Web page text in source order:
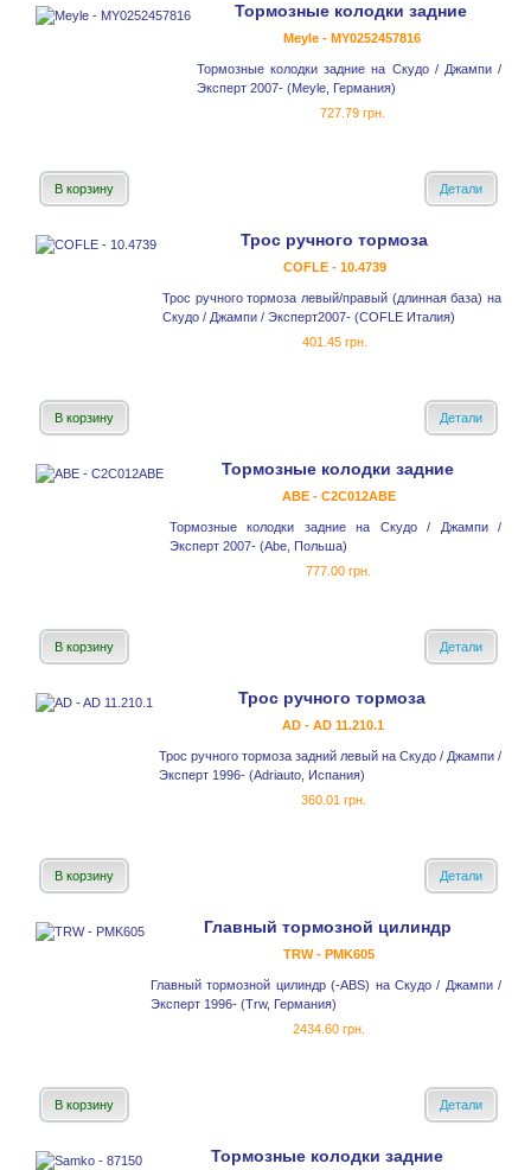
Тормозные колодки задние
Meyle - MY0252457816
Тормозные колодки задние на Скудо / Джампи /
Эксперт 2007- (Meyle, Германия)
727.79 грн.
В корзину Детали
Трос ручного тормоза
COFLE - 10.4739
Трос ручного тормоза левый/правый (длинная база) на
Скудо / Джампи / Эксперт2007- (COFLE Италия)
401.45 грн.
В корзину Детали
Тормозные колодки задние
ABE - C2C012ABE
Тормозные колодки задние на Скудо / Джампи /
Эксперт 2007- (Abe, Польша)
777.00 грн.
В корзину Детали
Трос ручного тормоза
AD - AD 11.210.1
Трос ручного тормоза задний левый на Скудо / Джампи /
Эксперт 1996- (Adriauto, Испания)
360.01 грн.
В корзину Детали
Главный тормозной цилиндр
TRW - PMK605
Главный тормозной цилиндр (-ABS) на Скудо / Джампи /
Эксперт 1996- (Trw, Германия)
2434.60 грн.
В корзину Детали
Тормозные колодки задние